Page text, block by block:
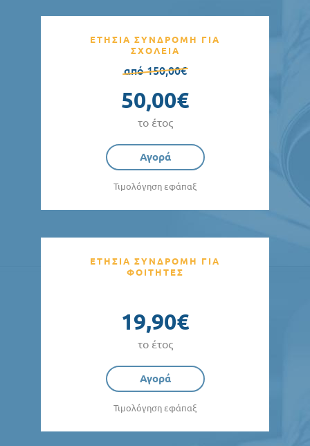
ΕΤΗΣΙΑ ΣΥΝΔΡΟΜΗ ΓΙΑ
ΣΧΟΛΕΙΑ
από 150,00€
50,00€
το έτος
Αγορά
Τιμολόγηση εφάπαξ
ΕΤΗΣΙΑ ΣΥΝΔΡΟΜΗ ΓΙΑ
ΦΟΙΤΗΤΕΣ
19,90€
το έτος
Αγορά
Τιμολόγηση εφάπαξ